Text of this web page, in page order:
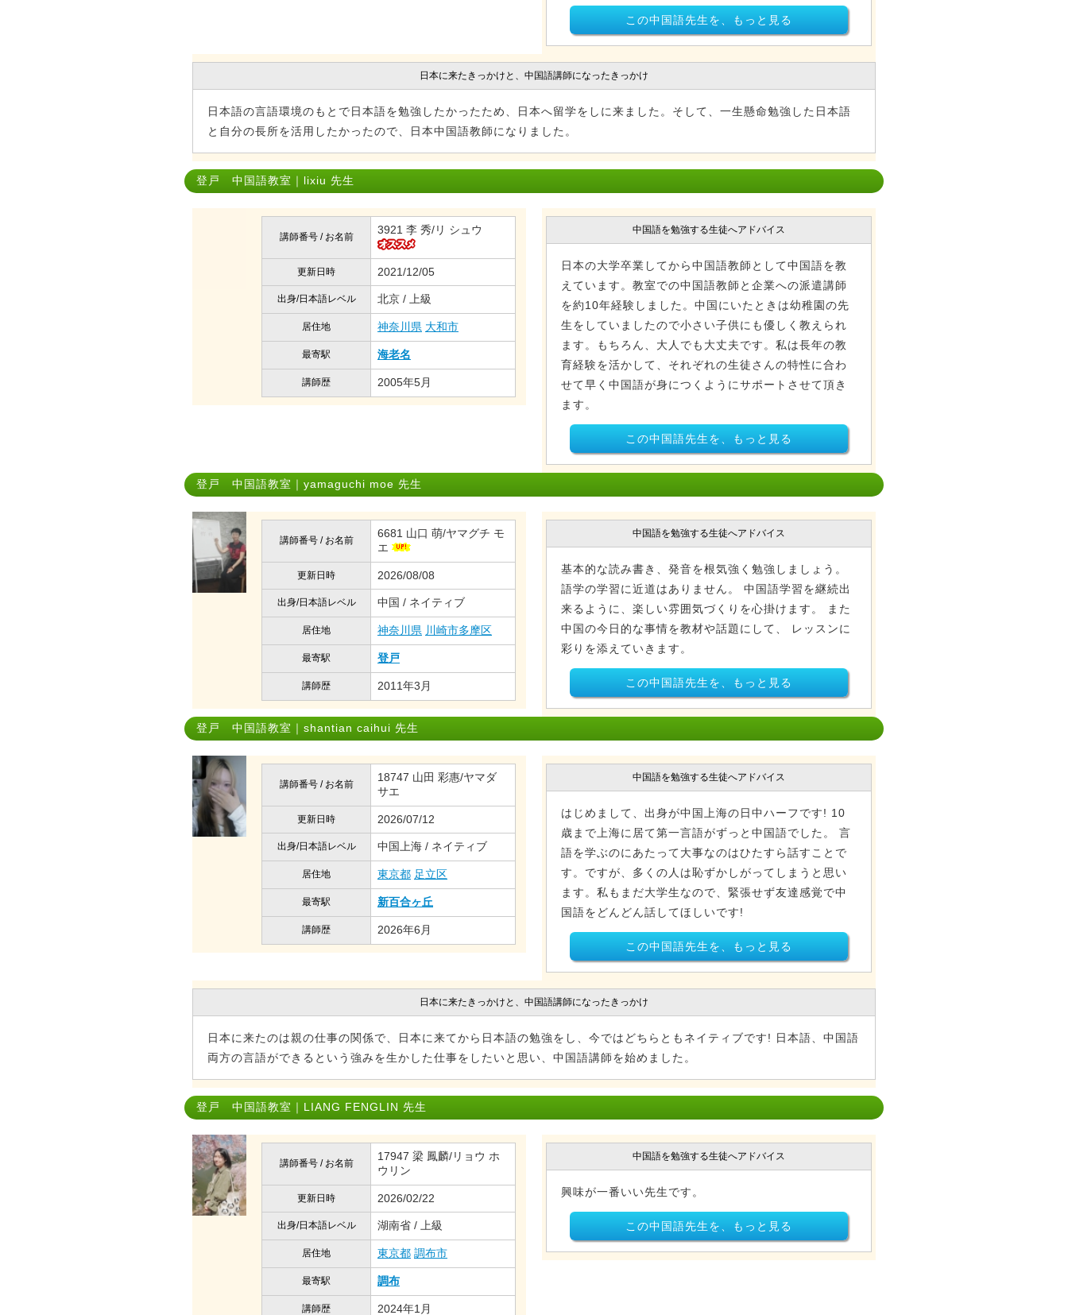
この中国語先生を、もっと見る
日本に来たきっかけと、中国語講師になったきっかけ
日本語の言語環境のもとで日本語を勉強したかったため、日本へ留学をしに来ました。そして、一生懸命勉強した日本語
と自分の長所を活用したかったので、日本中国語教師になりました。
登戸 中国語教室｜lixiu 先生
講師番号 / お名前
3921 李 秀/リ シュウ
更新日時 2021/12/05
出身/日本語レベル 北京 / 上級
居住地 神奈川県 大和市
最寄駅 海老名
講師歴 2005年5月
中国語を勉強する生徒へアドバイス
日本の大学卒業してから中国語教師として中国語を教
えています。教室での中国語教師と企業への派遣講師
を約10年経験しました。中国にいたときは幼稚園の先
生をしていましたので小さい子供にも優しく教えられ
ます。もちろん、大人でも大丈夫です。私は長年の教
育経験を活かして、それぞれの生徒さんの特性に合わ
せて早く中国語が身につくようにサポートさせて頂き
ます。
この中国語先生を、もっと見る
登戸 中国語教室｜yamaguchi moe 先生
講師番号 / お名前
6681 山口 萌/ヤマグチ モ
エ
更新日時 2026/08/08
出身/日本語レベル 中国 / ネイティブ
居住地 神奈川県 川崎市多摩区
最寄駅 登戸
講師歴 2011年3月
中国語を勉強する生徒へアドバイス
基本的な読み書き、発音を根気強く勉強しましょう。
語学の学習に近道はありません。 中国語学習を継続出
来るように、楽しい雰囲気づくりを心掛けます。 また
中国の今日的な事情を教材や話題にして、 レッスンに
彩りを添えていきます。
この中国語先生を、もっと見る
登戸 中国語教室｜shantian caihui 先生
講師番号 / お名前
18747 山田 彩惠/ヤマダ
サエ
更新日時 2026/07/12
出身/日本語レベル 中国上海 / ネイティブ
居住地 東京都 足立区
最寄駅 新百合ヶ丘
講師歴 2026年6月
中国語を勉強する生徒へアドバイス
はじめまして、出身が中国上海の日中ハーフです! 10
歳まで上海に居て第一言語がずっと中国語でした。 言
語を学ぶのにあたって大事なのはひたすら話すことで
す。ですが、多くの人は恥ずかしがってしまうと思い
ます。私もまだ大学生なので、緊張せず友達感覚で中
国語をどんどん話してほしいです!
この中国語先生を、もっと見る
日本に来たきっかけと、中国語講師になったきっかけ
日本に来たのは親の仕事の関係で、日本に来てから日本語の勉強をし、今ではどちらともネイティブです! 日本語、中国語
両方の言語ができるという強みを生かした仕事をしたいと思い、中国語講師を始めました。
登戸 中国語教室｜LIANG FENGLIN 先生
講師番号 / お名前
17947 梁 鳳麟/リョウ ホ
ウリン
更新日時 2026/02/22
出身/日本語レベル 湖南省 / 上級
居住地 東京都 調布市
最寄駅 調布
講師歴 2024年1月
中国語を勉強する生徒へアドバイス
興味が一番いい先生です。
この中国語先生を、もっと見る